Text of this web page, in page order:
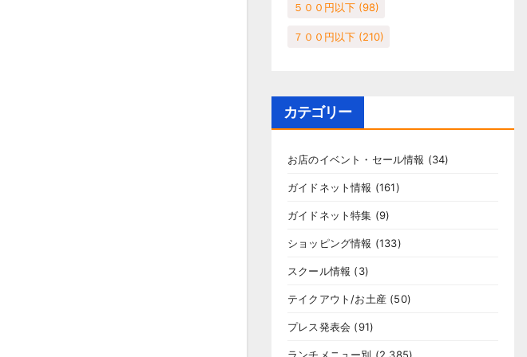
５００円以下 (98)
７００円以下 (210)
カテゴリー
お店のイベント・セール情報 (34)
ガイドネット情報 (161)
ガイドネット特集 (9)
ショッピング情報 (133)
スクール情報 (3)
テイクアウト/お土産 (50)
プレス発表会 (91)